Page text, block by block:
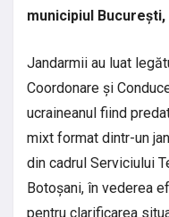
municipiul
Jandarmii au luat
Coordonare și
ucraineanul fiind
mixt format dintr-un
din cadrul Serviciului
Botoșani, în vederea
pentru clarificarea